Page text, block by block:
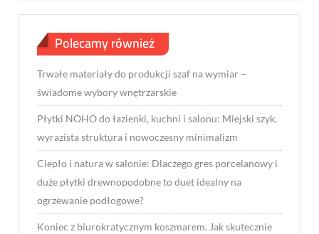
Polecamy również
Trwałe materiały do produkcji szaf na wymiar –
świadome wybory wnętrzarskie
Płytki NOHO do łazienki, kuchni i salonu: Miejski szyk,
wyrazista struktura i nowoczesny minimalizm
Ciepło i natura w salonie: Dlaczego gres porcelanowy i
duże płytki drewnopodobne to duet idealny na
ogrzewanie podłogowe?
Koniec z biurokratycznym koszmarem. Jak skutecznie